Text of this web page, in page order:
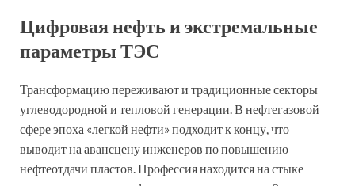
Цифровая нефть и экстремальные
параметры ТЭС
Трансформацию переживают и традиционные секторы
углеводородной и тепловой генерации. В нефтегазовой
сфере эпоха «легкой нефти» подходит к концу, что
выводит на авансцену инженеров по повышению
нефтеотдачи пластов. Профессия находится на стыке